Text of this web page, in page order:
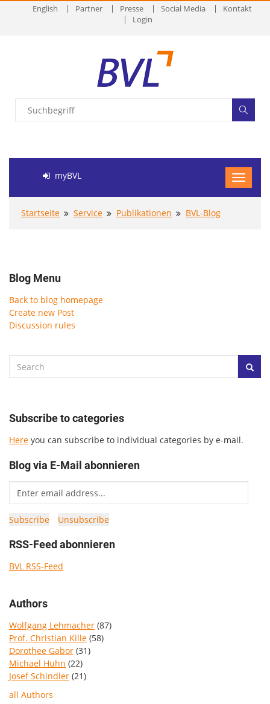
English Partner Presse Social Media
Kontakt
Login
myBVL
Startseite Service Publikationen BVL-Blog
Blog Menu
Back to blog homepage
Create new Post
Discussion rules
Subscribe to categories
Here you can subscribe to individual categories by e-mail.
Blog via E-Mail abonnieren
RSS-Feed abonnieren
BVL RSS-Feed
Authors
Wolfgang Lehmacher (87)
Prof. Christian Kille (58)
Dorothee Gabor (31)
Michael Huhn (22)
Josef Schindler (21)
all Authors